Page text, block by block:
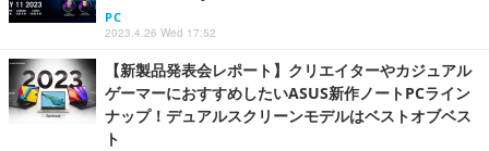
PC
2023.4.26 Wed 17:52
【新製品発表会レポート】クリエイターやカジュアル
ゲーマーにおすすめしたいASUS新作ノートPCライン
ナップ！デュアルスクリーンモデルはベストオブベス
ト